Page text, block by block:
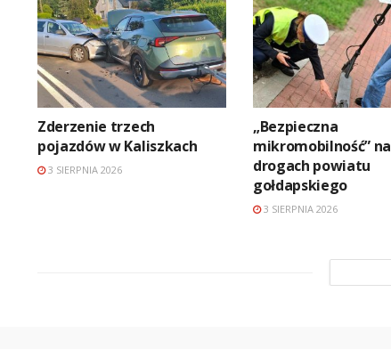
Zderzenie trzech
pojazdów w Kaliszkach
3 SIERPNIA 2026
„Bezpieczna
mikromobilność” na
drogach powiatu
gołdapskiego
3 SIERPNIA 2026